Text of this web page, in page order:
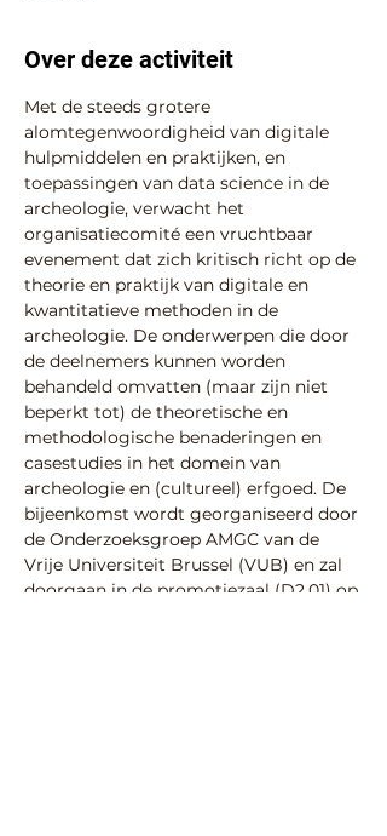
Over deze activiteit
Met de steeds grotere
alomtegenwoordigheid van digitale
hulpmiddelen en praktijken, en
toepassingen van data science in de
archeologie, verwacht het
organisatiecomité een vruchtbaar
evenement dat zich kritisch richt op de
theorie en praktijk van digitale en
kwantitatieve methoden in de
archeologie. De onderwerpen die door
de deelnemers kunnen worden
behandeld omvatten (maar zijn niet
beperkt tot) de theoretische en
methodologische benaderingen en
casestudies in het domein van
archeologie en (cultureel) erfgoed. De
bijeenkomst wordt georganiseerd door
de Onderzoeksgroep AMGC van de
Vrije Universiteit Brussel (VUB) en zal
doorgaan in de promotiezaal (D2.01) op